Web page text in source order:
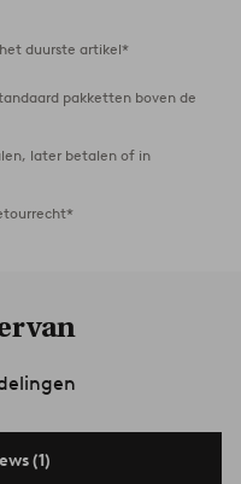
duurste artikel*
pakketten boven de
later betalen of in
(1)